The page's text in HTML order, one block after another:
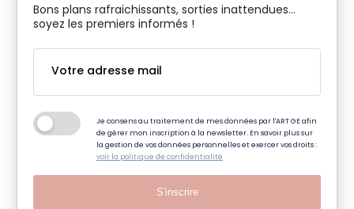
Bons plans rafraichissants, sorties inattendues…
soyez les premiers informés !
Je consens au traitement de mes données par l'ART GE afin
de gérer mon inscription à la newsletter. En savoir plus sur
la gestion de vos données personnelles et exercer vos droits :
voir la politique de confidentialité
S'inscrire